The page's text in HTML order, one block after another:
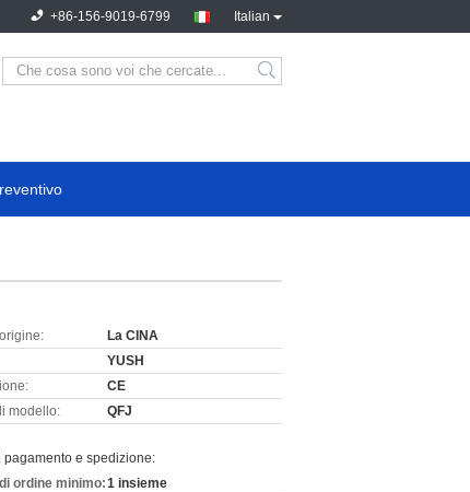
Italian
+86-156-9019-6799
La CINA
YUSH
CE
modello:
QFJ
pagamento e spedizione:
ordine minimo:1 insieme